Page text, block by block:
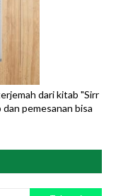
dari kitab "Sirr
pemesanan bisa